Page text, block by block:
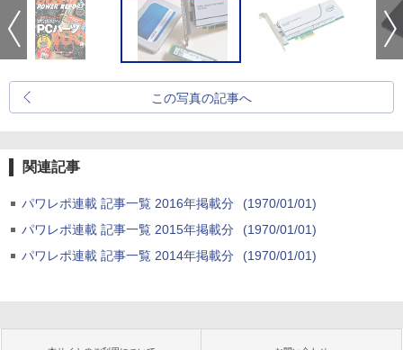
この写真の記事へ
関連記事
パワレポ連載 記事一覧 2016年掲載分
(1970/01/01)
パワレポ連載 記事一覧 2015年掲載分
(1970/01/01)
パワレポ連載 記事一覧 2014年掲載分
(1970/01/01)